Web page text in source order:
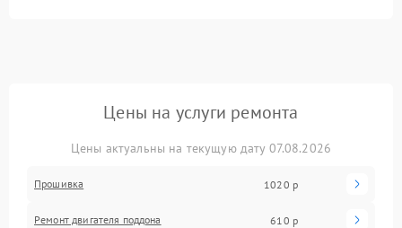
Цены на услуги ремонта
Цены актуальны на текущую дату 07.08.2026
Прошивка 1020 р
Ремонт двигателя поддона 610 р